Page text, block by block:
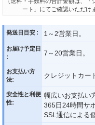
ート」にてご確認いただけ
発送日目安 : 1～2営業日。
お届け予定日
:
7～20営業日。
お支払い方
法:
クレジットカー
安全性と利便
性:
幅広いお支払い
365日24時間サ
SSL通信による